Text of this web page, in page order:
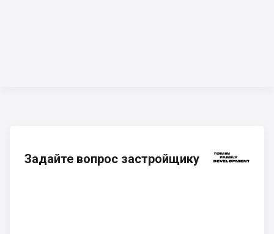
Задайте вопрос застройщику